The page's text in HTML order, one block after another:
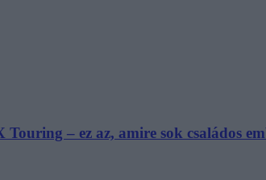
– ez az, amire sok családos